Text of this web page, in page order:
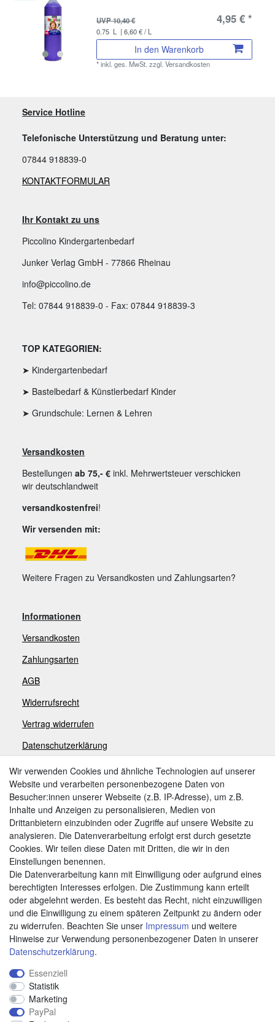
UVP 10,40 € 4,95 € *
0.75 L | 6,60 € / L
In den Warenkorb
*inkl. ges. MwSt. zzgl.Versandkosten
Service Hotline
Telefonische Unterstützung und Beratung unter:
07844 918839-0
KONTAKTFORMULAR
Ihr Kontakt zu uns
Piccolino Kindergartenbedarf
Junker Verlag GmbH - 77866 Rheinau
info@piccolino.de
Tel: 07844 918839-0 - Fax: 07844 918839-3
TOP KATEGORIEN:
➤ Kindergartenbedarf
➤ Bastelbedarf & Künstlerbedarf Kinder
➤ Grundschule: Lernen & Lehren
Versandkosten
Bestellungen ab 75,- € inkl. Mehrwertsteuer verschicken
wir deutschlandweit
versandkostenfrei!
Wir versenden mit:
Weitere Fragen zu Versandkosten und Zahlungsarten?
Informationen
Versandkosten
Zahlungsarten
AGB
Widerrufsrecht
Vertrag widerrufen
Datenschutzerklärung
Impressum
Zahlungsarten
Weitere Zahlungsarten:
Kauf auf Rechnung
Vorkasse
Hier sind wir
Wir verwenden Cookies und ähnliche Technologien auf unserer
Website und verarbeiten personenbezogene Daten von
Besucher:innen unserer Webseite (z.B. IP-Adresse), um z.B.
Inhalte und Anzeigen zu personalisieren, Medien von
Drittanbietern einzubinden oder Zugriffe auf unsere Website zu
analysieren. Die Datenverarbeitung erfolgt erst durch gesetzte
Cookies. Wir teilen diese Daten mit Dritten, die wir in den
Einstellungen benennen.
Die Datenverarbeitung kann mit Einwilligung oder aufgrund eines
berechtigten Interesses erfolgen. Die Zustimmung kann erteilt
oder abgelehnt werden. Es besteht das Recht, nicht einzuwilligen
und die Einwilligung zu einem späteren Zeitpunkt zu ändern oder
zu widerrufen. Beachten Sie unser Impressum und weitere
Hinweise zur Verwendung personenbezogener Daten in unserer
Daten­schutz­erklärung.
Essenziell
Statistik
Marketing
PayPal